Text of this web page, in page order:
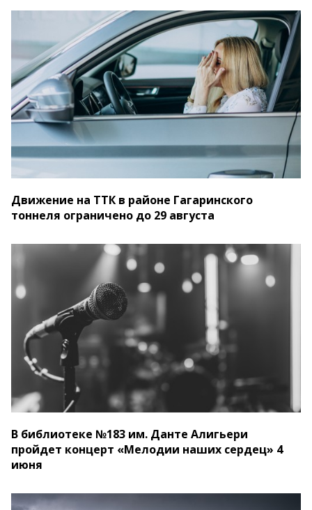
Движение на ТТК в районе Гагаринского
тоннеля ограничено до 29 августа
В библиотеке №183 им. Данте Алигьери
пройдет концерт «Мелодии наших сердец» 4
июня